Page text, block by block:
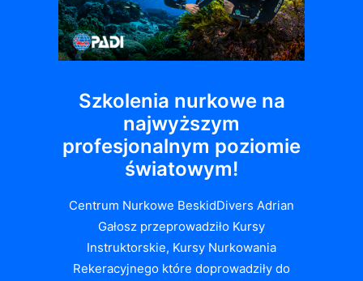
Szkolenia nurkowe na
najwyższym
profesjonalnym poziomie
światowym!
Centrum Nurkowe BeskidDivers Adrian
Gałosz przeprowadziło Kursy
Instruktorskie, Kursy Nurkowania
Rekeracyjnego które doprowadziły do